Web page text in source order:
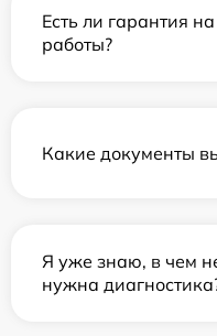
Есть ли гарантия
работы?
Какие документы
Я уже знаю, в чем
нужна